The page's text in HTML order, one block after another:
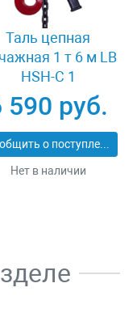
Таль цепная
1 т 6 м LB
HSH-C 1
590 руб.
Сообщить о поступлении
Нет в наличии